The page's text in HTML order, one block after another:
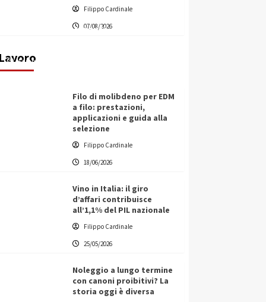
Filippo Cardinale
07/08/2026
Lavoro
partner chiave di un progetto
transnazionale per la transizione
Filippo Cardinale
Filo di molibdeno per EDM
a filo: prestazioni,
applicazioni e guida alla
selezione
Filippo Cardinale
18/06/2026
Vino in Italia: il giro
d’affari contribuisce
all’1,1% del PIL nazionale
Filippo Cardinale
25/05/2026
Noleggio a lungo termine
con canoni proibitivi? La
storia oggi è diversa